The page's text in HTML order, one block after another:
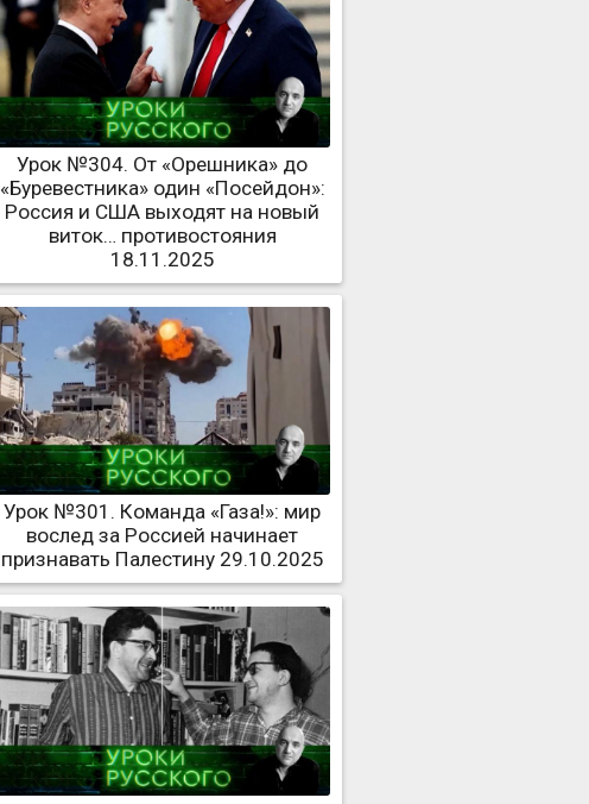
Урок №304. От «Орешника» до
«Буревестника» один «Посейдон»:
Россия и США выходят на новый
виток… противостояния
18.11.2025
Урок №301. Команда «Газа!»: мир
вослед за Россией начинает
признавать Палестину 29.10.2025